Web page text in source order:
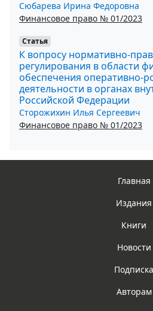
Сюбарева Ирина Федоровна
Финансовое право № 01/2023
Статья
К вопросу нормативно-
регулирования в области
обеспечения оперативно-
деятельности в органах
Российской Федерации
Сторожихин Илья Сергеевич
Финансовое право № 01/2023
Главная
Издания
Книги
Новости
Подписка
Авторам